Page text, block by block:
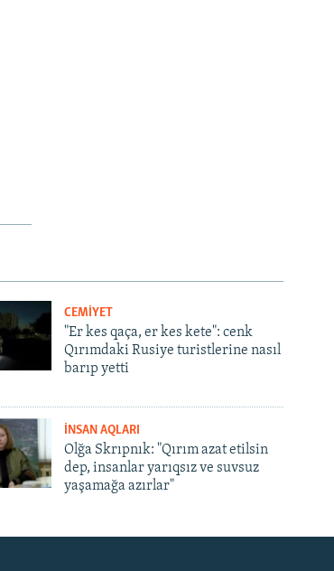
CEMİYET
"Er kes qaça, er kes kete": cenk
Qırımdaki Rusiye turistlerine nasıl
barıp yetti
İNSAN AQLARI
Olğa Skrıpnık: "Qırım azat etilsin
dep, insanlar yarıqsız ve suvsuz
yaşamağa azırlar"